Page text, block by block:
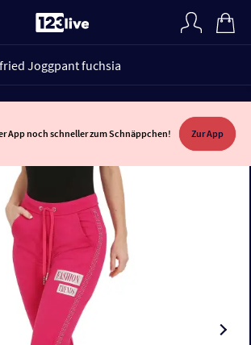
Joggpant fuchsia
App noch schneller zum Schnäppchen! Zur App